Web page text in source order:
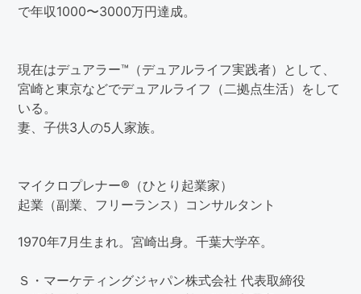
で年収1000〜3000万円達成。
現在はデュアラー™（デュアルライフ実践者）として、
宮崎と東京などでデュアルライフ（二拠点生活）をして
いる。
妻、子供3人の5人家族。
マイクロプレナー®（ひとり起業家）
起業（副業、フリーランス）コンサルタント
1970年7月生まれ。宮崎出身。千葉大学卒。
Ｓ・マーケティングジャパン株式会社 代表取締役